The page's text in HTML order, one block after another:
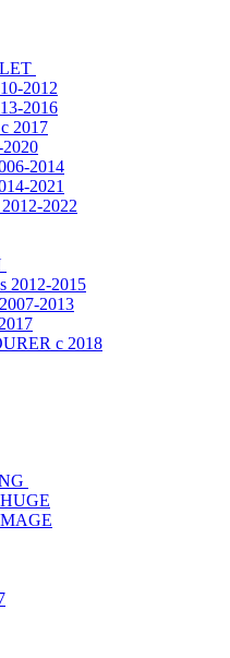
2012
2016
2017
2014
2021
2022
2012-2015
2013
с 2018